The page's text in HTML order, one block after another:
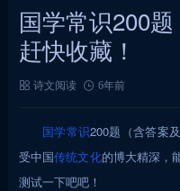
国学常识200
赶快收藏！
诗文阅读 6年前
国学常识200题（含答案
受中国传统文化的博大精深，
测试一下吧吧！